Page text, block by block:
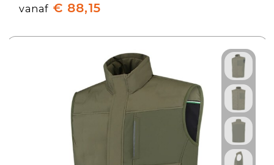
vanaf € 88,15